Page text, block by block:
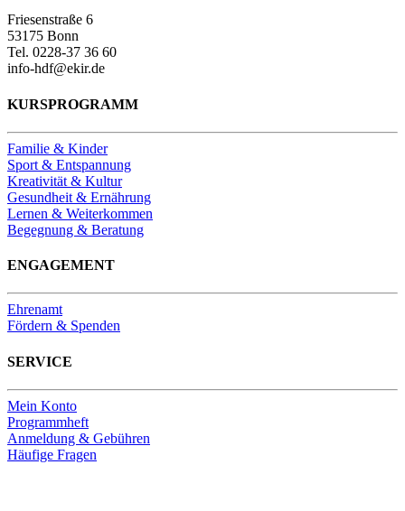
Friesenstraße 6
53175 Bonn
Tel. 0228-37 36 60
info-hdf@ekir.de
KURSPROGRAMM
Familie & Kinder
Sport & Entspannung
Kreativität & Kultur
Gesundheit & Ernährung
Lernen & Weiterkommen
Begegnung & Beratung
ENGAGEMENT
Ehrenamt
Fördern & Spenden
SERVICE
Mein Konto
Programmheft
Anmeldung & Gebühren
Häufige Fragen